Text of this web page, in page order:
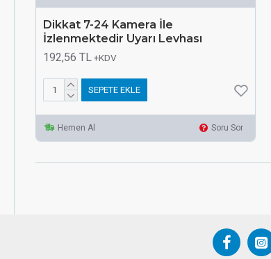
Dikkat 7-24 Kamera İle
İzlenmektedir Uyarı Levhası
192,56 TL+KDV
SEPETE EKLE
Hemen Al Soru Sor